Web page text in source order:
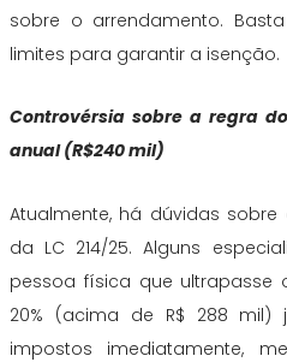
sobre o arrendamento.
limites para garantir a isenção.
Controvérsia sobre a regra
anual (R$240 mil)
Atualmente, há dúvidas
da LC 214/25. Alguns
pessoa física que ultrapasse
20% (acima de R$ 288
impostos imediatamente,